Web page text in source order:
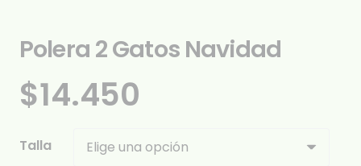
Polera 2 Gatos Navidad
$14.450
Talla